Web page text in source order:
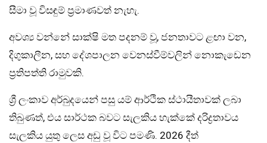
සීමා වූ විසඳුම් ප්‍රමාණවත් නැහැ.
අවශ්‍ය වන්නේ සාක්ෂි මත පදනම් වූ, ජනතාවට ළඟා වන,
දිගුකාලීන, සහ දේශපාලන වෙනස්වීම්වලින් නොකැඩෙන
ප්‍රතිපත්ති රාමුවකි.
ශ්‍රී ලංකාව අර්බුදයෙන් පසු යම් ආර්ථික ස්ථායීතාවක් ලබා
තිබුණත්, එය සාර්ථක බවට සැලකිය හැක්කේ දරිද්‍රතාවය
සැලකිය යුතු ලෙස අඩු වූ විට පමණි. 2026 දීත්